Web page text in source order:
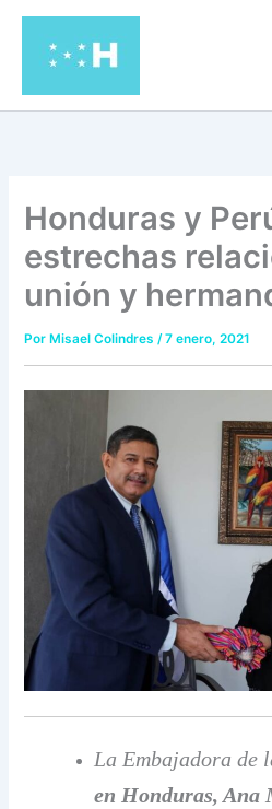
contenido
Honduras y
estrechas
unión y
Por Misael Colindres/7 enero, 2021
La Embajadora de
en Honduras, Ana